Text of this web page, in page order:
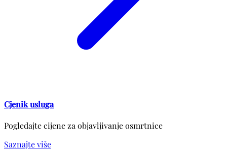
Cjenik usluga
Pogledajte cijene za objavljivanje osmrtnice
Saznajte više